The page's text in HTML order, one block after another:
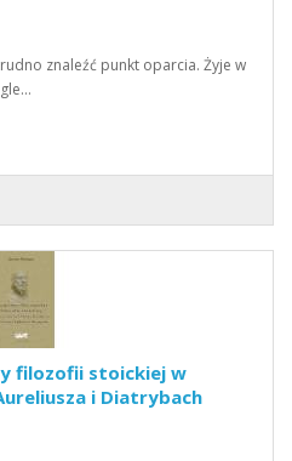
znaleźć punkt oparcia. Żyje w
filozofii stoickiej w
i Diatrybach